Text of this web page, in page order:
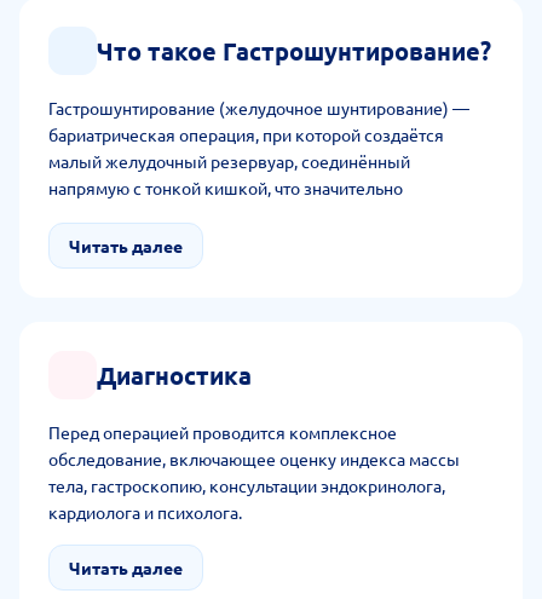
Что такое Гастрошунтирование?
Гастрошунтирование (желудочное шунтирование) —
бариатрическая операция, при которой создаётся
малый желудочный резервуар, соединённый
напрямую с тонкой кишкой, что значительно
Читать далее
Диагностика
Перед операцией проводится комплексное
обследование, включающее оценку индекса массы
тела, гастроскопию, консультации эндокринолога,
кардиолога и психолога.
Читать далее